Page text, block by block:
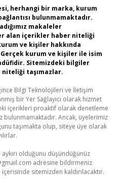
herhangi bir marka, kurum
bulunmamaktadır.
makaleler
alan içerikler haber niteliği
ve kişiler hakkında
Gerçek kurum ve kişiler ile isim
Sitemizdeki bilgiler
taşımazlar.
Bilgi Teknolojileri ve İletişim
bir Yer Sağlayıcı olarak hizmet
içerikleri proaktif olarak denetleme
bulunmamaktadır. Ancak, üyelerimiz
taşımakta olup, siteye üye olarak
olduğunu düşündüğünüz
adresine bildirmeniz
sitemizden kaldırılacaktır.